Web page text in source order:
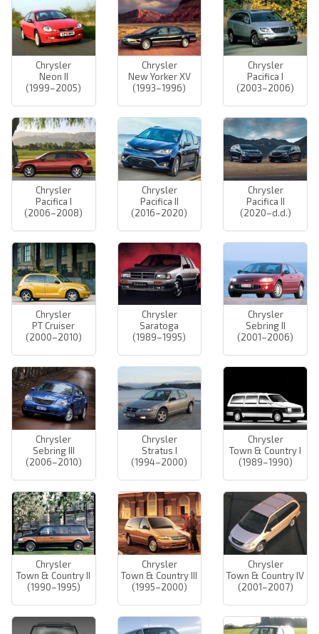
Chrysler
Neon II
(1999–2005)
Chrysler
New Yorker XV
(1993–1996)
Chrysler
Pacifica I
(2003–2006)
Chrysler
Pacifica I
(2006–2008)
Chrysler
Pacifica II
(2016–2020)
Chrysler
Pacifica II
(2020–d.d.)
Chrysler
PT Cruiser
(2000–2010)
Chrysler
Saratoga
(1989–1995)
Chrysler
Sebring II
(2001–2006)
Chrysler
Sebring III
(2006–2010)
Chrysler
Stratus I
(1994–2000)
Chrysler
Town & Country I
(1989–1990)
Chrysler
Town & Country II
(1990–1995)
Chrysler
Town & Country III
(1995–2000)
Chrysler
Town & Country IV
(2001–2007)